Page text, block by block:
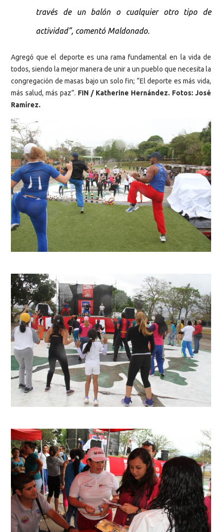
través de un balón o cualquier otro tipo de
actividad”, comentó Maldonado.
Agregó que el deporte es una rama fundamental en la vida de
todos, siendo la mejor manera de unir a un pueblo que necesita la
congregación de masas bajo un solo fin; “El deporte es más vida,
más salud, más paz”. FIN / Katherine Hernández. Fotos: José
Ramírez.